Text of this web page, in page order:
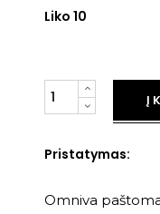
Liko 10
Kiekis
Į
Pristatymas:
Omniva